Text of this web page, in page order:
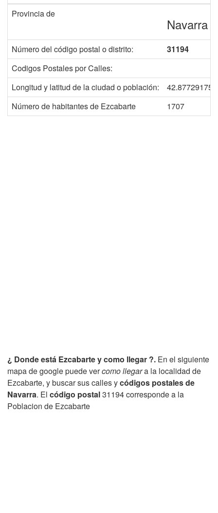
Provincia de
Navarra
Número del código postal o distrito:
31194
Codigos Postales por Calles:
Longitud y latitud de la ciudad o población:
Número de habitantes de Ezcabarte
1707
¿ Donde está Ezcabarte y como llegar ?. En el siguiente
mapa de google puede vercomo llegara la localidad de
Ezcabarte, y buscar sus calles ycódigos postales de
Navarra. El código postal31194 corresponde a la
Poblacion de Ezcabarte